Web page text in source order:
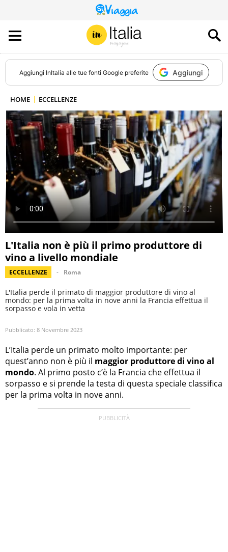
QUESTO
SITO
CONTRIBUISCE
ALL’AUDIENCE
DI
Aggiungi InItalia alle tue fonti Google preferite Aggiungi
HOME ECCELLENZE
L'Italia non è più il primo produttore di
vino a livello mondiale
ECCELLENZE Roma
L'Italia perde il primato di maggior produttore di vino al
mondo: per la prima volta in nove anni la Francia effettua il
sorpasso e vola in vetta
Pubblicato: 8 Novembre 2023
L’Italia perde un primato molto importante: per
quest’anno non è più il maggior produttore di vino al
mondo. Al primo posto c’è la Francia che effettua il
sorpasso e si prende la testa di questa speciale classifica
per la prima volta in nove anni.